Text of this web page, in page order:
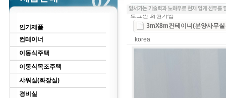
인기제품
컨테이너
이동식주택
이동식목조주택
샤워실(화장실)
경비실
로그인 회원가입
3mX8m컨테이너(분양사무실
korea